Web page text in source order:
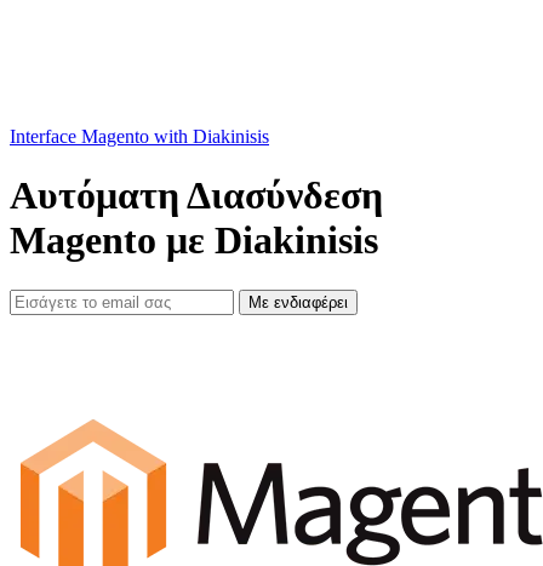
Interface Magento with Diakinisis
Αυτόματη Διασύνδεση
Magento με Diakinisis
Με ενδιαφέρει